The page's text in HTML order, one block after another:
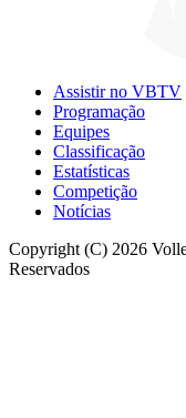
Assistir no VBTV
Programação
Equipes
Classificação
Estatísticas
Competição
Notícias
Copyright (C) 2026
Reservados